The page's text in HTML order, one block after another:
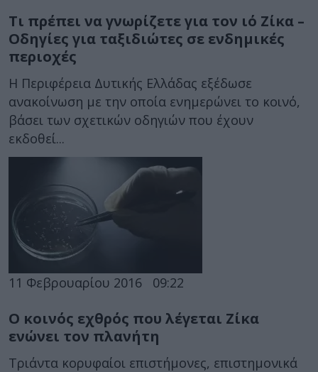
Τι πρέπει να γνωρίζετε για τον ιό Ζίκα –
Οδηγίες για ταξιδιώτες σε ενδημικές
περιοχές
Η Περιφέρεια Δυτικής Ελλάδας εξέδωσε
ανακοίνωση με την οποία ενημερώνει το κοινό,
βάσει των σχετικών οδηγιών που έχουν
εκδοθεί...
11 Φεβρουαρίου 2016 09:22
Ο κοινός εχθρός που λέγεται Ζίκα
ενώνει τον πλανήτη
Τριάντα κορυφαίοι επιστήμονες, επιστημονικά